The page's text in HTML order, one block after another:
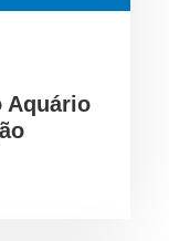
Aquário